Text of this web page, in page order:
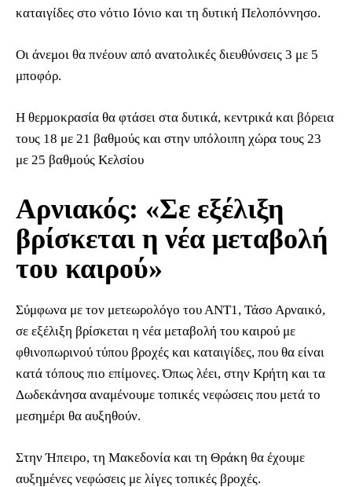
καταιγίδες στo νότιο Ιόνιο και τη δυτική Πελοπόννησο.
Οι άνεμοι θα πνέουν από ανατολικές διευθύνσεις 3 με 5
μποφόρ.
Η θερμοκρασία θα φτάσει στα δυτικά, κεντρικά και βόρεια
τους 18 με 21 βαθμούς και στην υπόλοιπη χώρα τους 23
με 25 βαθμούς Κελσίου
Αρνιακός: «Σε εξέλιξη
βρίσκεται η νέα μεταβολή
του καιρού»
Σύμφωνα με τον μετεωρολόγο του ΑΝΤ1, Τάσο Αρναικό,
σε εξέλιξη βρίσκεται η νέα μεταβολή του καιρού με
φθινοπωρινού τύπου βροχές και καταιγίδες, που θα είναι
κατά τόπους πιο επίμονες. Όπως λέει, στην Κρήτη και τα
Δωδεκάνησα αναμένουμε τοπικές νεφώσεις που μετά το
μεσημέρι θα αυξηθούν.
Στην Ήπειρο, τη Μακεδονία και τη Θράκη θα έχουμε
αυξημένες νεφώσεις με λίγες τοπικές βροχές.